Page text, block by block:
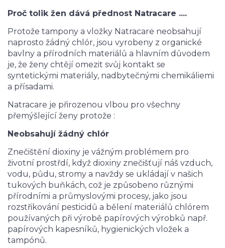
Proč tolik žen dává přednost Natracare ....
Protože tampony a vložky Natracare neobsahují
naprosto žádný chlór, jsou vyrobeny z organické
bavlny a přírodních materiálů a hlavním důvodem
je, že ženy chtějí omezit svůj kontakt se
syntetickými materiály, nadbytečnými chemikáliemi
a přísadami.
Natracare je přirozenou vlbou pro všechny
přemýšlející ženy protože :
Neobsahují žádný chlór
Znečištění dioxiny je vážným problémem pro
životní prostřdí, když dioxiny znečišťují náš vzduch,
vodu, půdu, stromy a navždy se ukládají v našich
tukových buňkách, což je způsobeno různými
přírodními a průmyslovými procesy, jako jsou
rozstřikování pesticidů a bělení materiálů chlórem
používaných při výrobě papírových výrobků např.
papírových kapesníků, hygienických vložek a
tampónů.